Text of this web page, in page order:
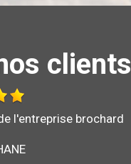
clients
l'entreprise brochard